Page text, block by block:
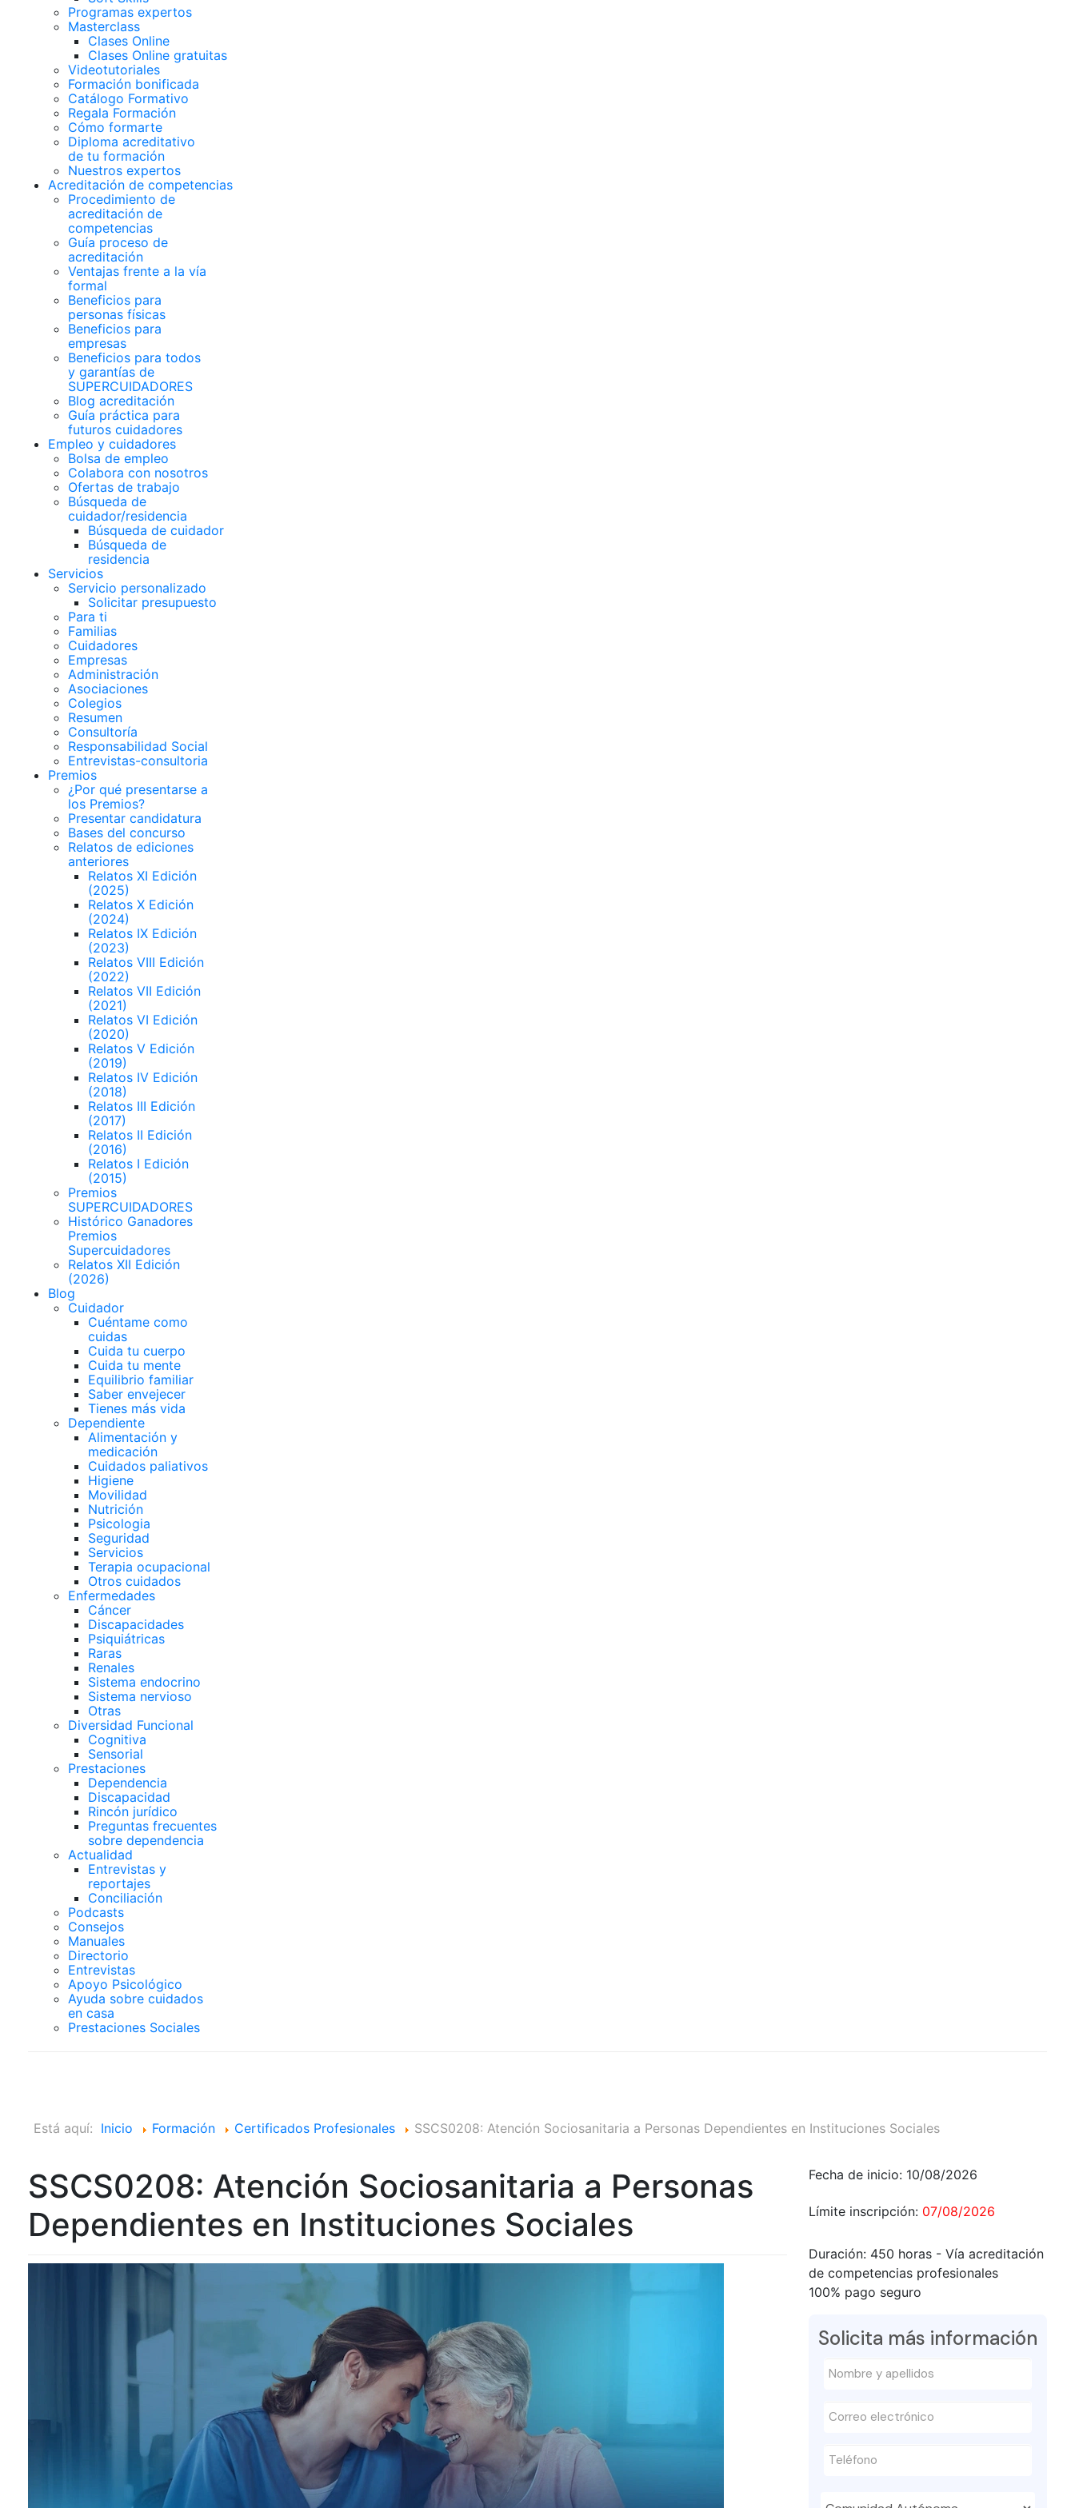
Programas expertos
Masterclass
Clases Online
Clases Online gratuitas
Videotutoriales
Formación bonificada
Catálogo Formativo
Regala Formación
Cómo formarte
Diploma acreditativo
de tu formación
Nuestros expertos
Acreditación de competencias
Procedimiento de
acreditación de
competencias
Guía proceso de
acreditación
Ventajas frente a la vía
formal
Beneficios para
personas físicas
Beneficios para
empresas
Beneficios para todos
y garantías de
SUPERCUIDADORES
Blog acreditación
Guía práctica para
futuros cuidadores
Empleo y cuidadores
Bolsa de empleo
Colabora con nosotros
Ofertas de trabajo
Búsqueda de
cuidador/residencia
Búsqueda de cuidador
Búsqueda de
residencia
Servicios
Servicio personalizado
Solicitar presupuesto
Para ti
Familias
Cuidadores
Empresas
Administración
Asociaciones
Colegios
Resumen
Consultoría
Responsabilidad Social
Entrevistas-consultoria
Premios
¿Por qué presentarse a
los Premios?
Presentar candidatura
Bases del concurso
Relatos de ediciones
anteriores
Relatos XI Edición
(2025)
Relatos X Edición
(2024)
Relatos IX Edición
(2023)
Relatos VIII Edición
(2022)
Relatos VII Edición
(2021)
Relatos VI Edición
(2020)
Relatos V Edición
(2019)
Relatos IV Edición
(2018)
Relatos III Edición
(2017)
Relatos II Edición
(2016)
Relatos I Edición
(2015)
Premios
SUPERCUIDADORES
Histórico Ganadores
Premios
Supercuidadores
Relatos XII Edición
(2026)
Blog
Cuidador
Cuéntame como
cuidas
Cuida tu cuerpo
Cuida tu mente
Equilibrio familiar
Saber envejecer
Tienes más vida
Dependiente
Alimentación y
medicación
Cuidados paliativos
Higiene
Movilidad
Nutrición
Psicologia
Seguridad
Servicios
Terapia ocupacional
Otros cuidados
Enfermedades
Cáncer
Discapacidades
Psiquiátricas
Raras
Renales
Sistema endocrino
Sistema nervioso
Otras
Diversidad Funcional
Cognitiva
Sensorial
Prestaciones
Dependencia
Discapacidad
Rincón jurídico
Preguntas frecuentes
sobre dependencia
Actualidad
Entrevistas y
reportajes
Conciliación
Podcasts
Consejos
Manuales
Directorio
Entrevistas
Apoyo Psicológico
Ayuda sobre cuidados
en casa
Prestaciones Sociales
Está aquí: Inicio Formación Certificados Profesionales SSCS0208: Atención Sociosanitaria a Personas Dependientes en Instituciones Sociales
SSCS0208: Atención Sociosanitaria a Personas
Dependientes en Instituciones Sociales
Fecha de inicio: 10/08/2026
Límite inscripción: 07/08/2026
Duración: 450 horas - Vía acreditación
de competencias profesionales
100% pago seguro
Solicita más información